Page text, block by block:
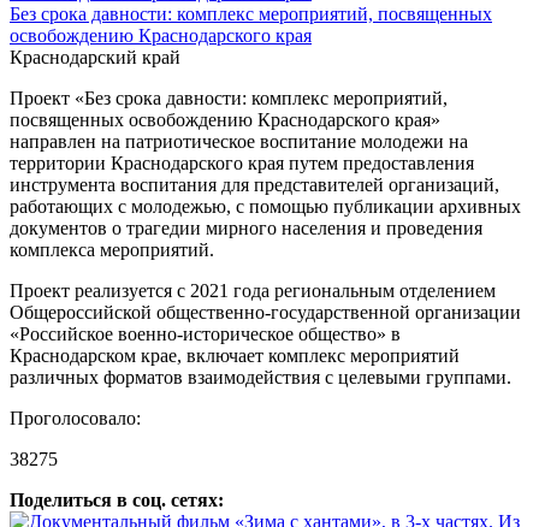
Без срока давности: комплекс мероприятий, посвященных
освобождению Краснодарского края
Краснодарский край
Проект «Без срока давности: комплекс мероприятий,
посвященных освобождению Краснодарского края»
направлен на патриотическое воспитание молодежи на
территории Краснодарского края путем предоставления
инструмента воспитания для представителей организаций,
работающих с молодежью, с помощью публикации архивных
документов о трагедии мирного населения и проведения
комплекса мероприятий.
Проект реализуется с 2021 года региональным отделением
Общероссийской общественно-государственной организации
«Российское военно-историческое общество» в
Краснодарском крае, включает комплекс мероприятий
различных форматов взаимодействия с целевыми группами.
Проголосовало:
38275
Поделиться в соц. сетях: